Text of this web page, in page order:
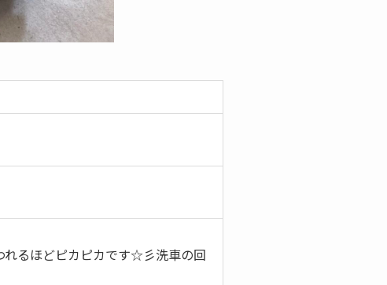
れるほどピカピカです☆彡洗車の回